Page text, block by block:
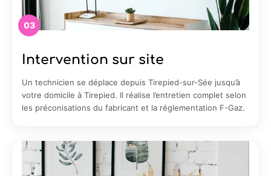
03
Intervention sur site
Un technicien se déplace depuis Tirepied-sur-Sée jusqu’à
votre domicile à Tirepied. Il réalise l’entretien complet selon
les préconisations du fabricant et la réglementation F-Gaz.